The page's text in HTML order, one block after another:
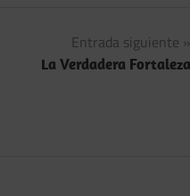
Entrada siguiente
La Verdadera Fortaleza